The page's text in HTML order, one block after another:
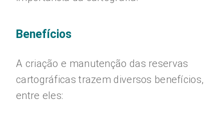
Benefícios
A criação e manutenção das reservas
cartográficas trazem diversos benefícios,
entre eles: